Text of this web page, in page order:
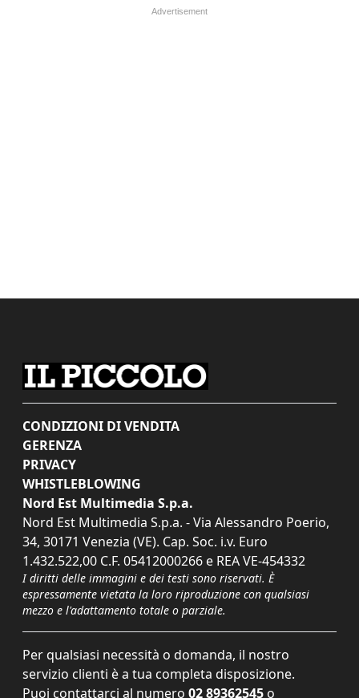
CONDIZIONI DI VENDITA
GERENZA
PRIVACY
WHISTLEBLOWING
Nord Est Multimedia S.p.a.
Nord Est Multimedia S.p.a. - Via Alessandro Poerio,
34, 30171 Venezia (VE). Cap. Soc. i.v. Euro
1.432.522,00 C.F. 05412000266 e REA VE-454332
I diritti delle immagini e dei testi sono riservati. È
espressamente vietata la loro riproduzione con qualsiasi
mezzo e l'adattamento totale o parziale.
Per qualsiasi necessità o domanda, il nostro
servizio clienti è a tua completa disposizione.
Puoi contattarci al numero 02 89362545 o